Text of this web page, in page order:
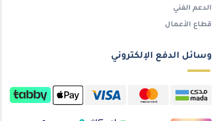
الدعم الفني
قطاع الأعمال
وسائل الدفع الإلكتروني